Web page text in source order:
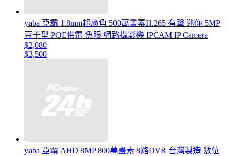
yaba 亞霸 1.8mm超廣角 500萬畫素H.265 有聲 迷你 5MP
豆干型 POE供電 魚眼 網路攝影機 IPCAM IP Camera
$2,080
$3,500
yaba 亞霸 AHD 8MP 800萬畫素 8路DVR 台灣製造 數位